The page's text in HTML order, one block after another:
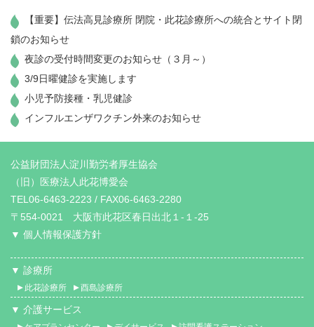
【重要】伝法高見診療所 閉院・此花診療所への統合とサイト閉
鎖のお知らせ
夜診の受付時間変更のお知らせ（３月～）
3/9日曜健診を実施します
小児予防接種・乳児健診
インフルエンザワクチン外来のお知らせ
公益財団法人淀川勤労者厚生協会
（旧）医療法人此花博愛会
TEL06-6463-2223 / FAX06-6463-2280
〒554-0021 大阪市此花区春日出北１-１-25
▼ 個人情報保護方針
▼ 診療所
此花診療所 酉島診療所
▼ 介護サービス